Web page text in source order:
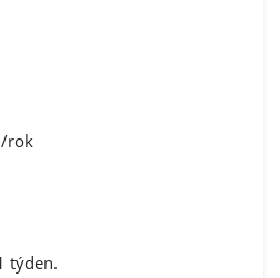
rok
týden.